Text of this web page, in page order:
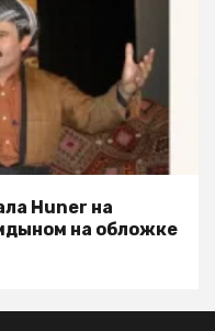
Huner на
на обложке